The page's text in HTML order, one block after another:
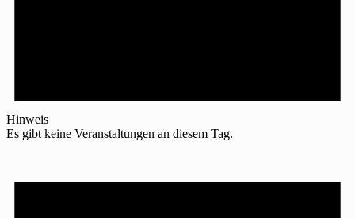
Hinweis
Es gibt keine Veranstaltungen an diesem Tag.